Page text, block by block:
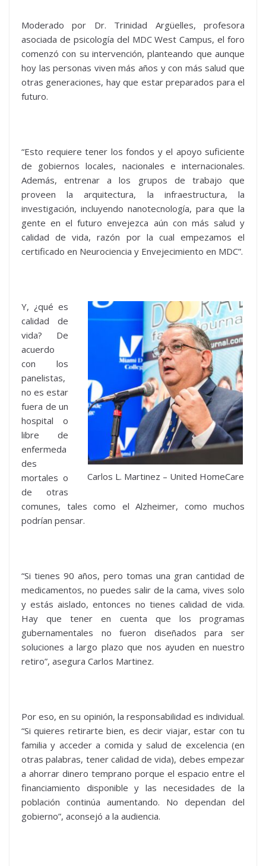
Moderado por Dr. Trinidad Argüelles, profesora
asociada de psicología del MDC West Campus, el foro
comenzó con su intervención, planteando que aunque
hoy las personas viven más años y con más salud que
otras generaciones, hay que estar preparados para el
futuro.
“Esto requiere tener los fondos y el apoyo suficiente
de gobiernos locales, nacionales e internacionales.
Además, entrenar a los grupos de trabajo que
proveen la arquitectura, la infraestructura, la
investigación, incluyendo nanotecnología, para que la
gente en el futuro envejezca aún con más salud y
calidad de vida, razón por la cual empezamos el
certificado en Neurociencia y Envejecimiento en MDC”.
Carlos L. Martinez – United HomeCare
Y, ¿qué es
calidad de
vida? De
acuerdo
con los
panelistas,
no es estar
fuera de un
hospital o
libre de
enfermeda
des
mortales o
de otras
comunes, tales como el Alzheimer, como muchos
podrían pensar.
“Si tienes 90 años, pero tomas una gran cantidad de
medicamentos, no puedes salir de la cama, vives solo
y estás aislado, entonces no tienes calidad de vida.
Hay que tener en cuenta que los programas
gubernamentales no fueron diseñados para ser
soluciones a largo plazo que nos ayuden en nuestro
retiro”, asegura Carlos Martinez.
Por eso, en su opinión, la responsabilidad es individual.
“Si quieres retirarte bien, es decir viajar, estar con tu
familia y acceder a comida y salud de excelencia (en
otras palabras, tener calidad de vida), debes empezar
a ahorrar dinero temprano porque el espacio entre el
financiamiento disponible y las necesidades de la
población continúa aumentando. No dependan del
gobierno”, aconsejó a la audiencia.